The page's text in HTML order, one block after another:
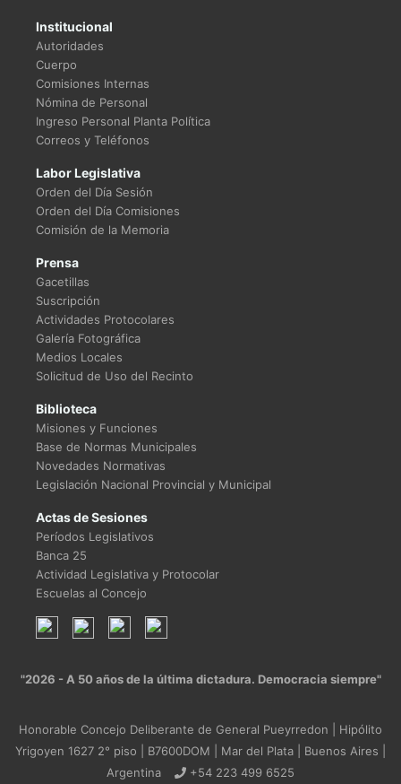
Institucional
Autoridades
Cuerpo
Comisiones Internas
Nómina de Personal
Ingreso Personal Planta Política
Correos y Teléfonos
Labor Legislativa
Orden del Día Sesión
Orden del Día Comisiones
Comisión de la Memoria
Prensa
Gacetillas
Suscripción
Actividades Protocolares
Galería Fotográfica
Medios Locales
Solicitud de Uso del Recinto
Biblioteca
Misiones y Funciones
Base de Normas Municipales
Novedades Normativas
Legislación Nacional Provincial y Municipal
Actas de Sesiones
Períodos Legislativos
Banca 25
Actividad Legislativa y Protocolar
Escuelas al Concejo
"2026 - A 50 años de la última dictadura. Democracia siempre"
Honorable Concejo Deliberante de General Pueyrredon | Hipólito
Yrigoyen 1627 2° piso | B7600DOM | Mar del Plata | Buenos Aires |
Argentina
+54 223 499 6525